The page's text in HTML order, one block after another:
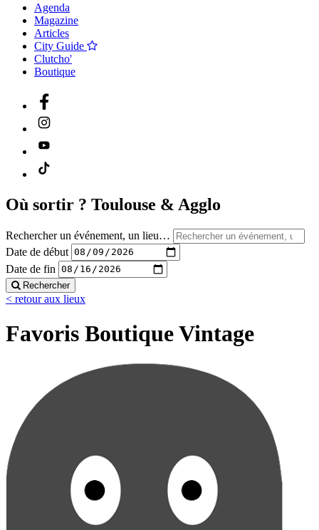
Agenda
Magazine
Articles
City Guide
Clutcho'
Boutique
Où sortir ? Toulouse & Agglo
Rechercher un événement, un lieu…
Date de début
Date de fin
Rechercher
< retour aux lieux
Favoris Boutique Vintage